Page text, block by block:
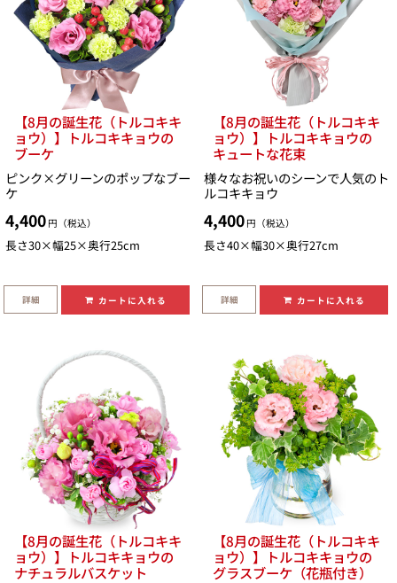
【8月の誕生花（トルコキキ
ョウ）】トルコキキョウの
ブーケ
ピンク×グリーンのポップなブー
ケ
4,400 円（税込）
長さ30×幅25×奥行25cm
詳細 カートに入れる
【8月の誕生花（トルコキキ
ョウ）】トルコキキョウの
キュートな花束
様々なお祝いのシーンで人気のト
ルコキキョウ
4,400 円（税込）
長さ40×幅30×奥行27cm
詳細 カートに入れる
【8月の誕生花（トルコキキ
ョウ）】トルコキキョウの
ナチュラルバスケット
【8月の誕生花（トルコキキ
ョウ）】トルコキキョウの
グラスブーケ（花瓶付き）